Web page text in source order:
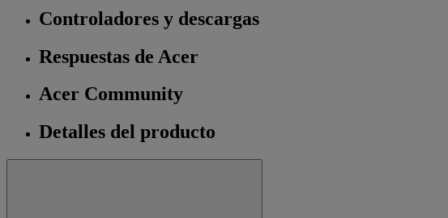
Controladores y descargas
Respuestas de Acer
Acer Community
Detalles del producto